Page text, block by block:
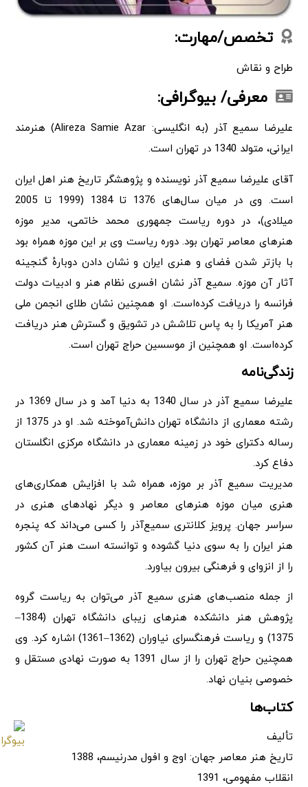
تخصص/مهارت:
طراح و نقاش
معرفی/ بیوگرافی:
علیرضا سمیع آذر (به انگلیسی: Alireza Samie Azar) هنرمند
ایرانی، متولد 1340 در تهران است.
آقای علیرضا سمیع آذر نویسنده و پژوهشگر تاریخ هنر اهل ایران
است. وی در میان سال‌های 1376 تا 1384 (1999 تا 2005
میلادی)، در دوره ریاست جمهوری محمد خاتمی، مدیر موزه
هنرهای معاصر تهران بود. دوره ریاست وی بر این موزه همراه بود
با بازتر شدن فضای و هنری ایران و نشان دادن دوبارهٔ گنجینه
آثار آن موزه. سمیع آذر نشان افسری نظام هنر و ادبیات دولت
فرانسه را دریافت کرده‌است. او همچنین نشان طلای انجمن ملی
هنر آمریکا را به پاس تلاشش در تشویق و گسترش هنر دریافت
کرده‌است. او همچنین از موسسین حراج تهران است.
زندگی‌نامه
علیرضا سمیع آذر در سال 1340 به دنیا آمد و در سال 1369 در
رشته معماری از دانشگاه تهران دانش‌آموخته شد. او در 1375 از
رساله دکترای خود در زمینه معماری در دانشگاه مرکزی انگلستان
دفاع کرد.
مدیریت سمیع آذر بر موزه، همراه شد با افزایش همکاری‌های
هنری میان موزه هنرهای معاصر و دیگر نهادهای هنری در
سراسر جهان. پرویز کلانتری سمیع‌آذر را کسی می‌داند که پنجره
هنر ایران را به سوی دنیا گشوده و توانسته است هنر آن کشور
را از انزوای و فرهنگی بیرون بیاورد.
از جمله منصب‌های هنری سمیع آذر می‌توان به ریاست گروه
پژوهش هنر دانشکده هنرهای زیبای دانشگاه تهران (1384–
1375) و ریاست فرهنگسرای نیاوران (1362–1361) اشاره کرد. وی
همچنین حراج تهران را از سال 1391 به صورت نهادی مستقل و
خصوصی بنیان نهاد.
کتاب‌ها
تألیف
تاریخ هنر معاصر جهان: اوج و افول مدرنیسم، 1388
انقلاب مفهومی، 1391